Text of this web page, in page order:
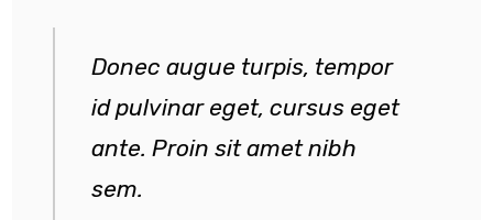
Donec augue turpis, tempor
id pulvinar eget, cursus eget
ante. Proin sit amet nibh
sem.